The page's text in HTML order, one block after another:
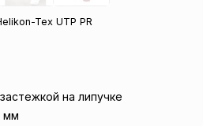
Tex UTP PR
на липучке
мм